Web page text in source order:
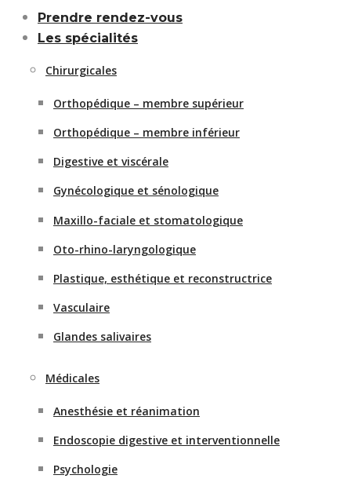
Prendre rendez-vous
Les spécialités
Chirurgicales
Orthopédique – membre supérieur
Orthopédique – membre inférieur
Digestive et viscérale
Gynécologique et sénologique
Maxillo-faciale et stomatologique
Oto-rhino-laryngologique
Plastique, esthétique et reconstructrice
Vasculaire
Glandes salivaires
Médicales
Anesthésie et réanimation
Endoscopie digestive et interventionnelle
Psychologie